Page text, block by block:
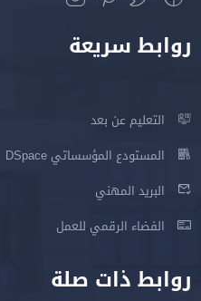
روابط سريعة
التعليم عن بعد
المستودع المؤسساتي DSpace
البريد المهني
الفضاء الرقمي للعمل
روابط ذات صلة